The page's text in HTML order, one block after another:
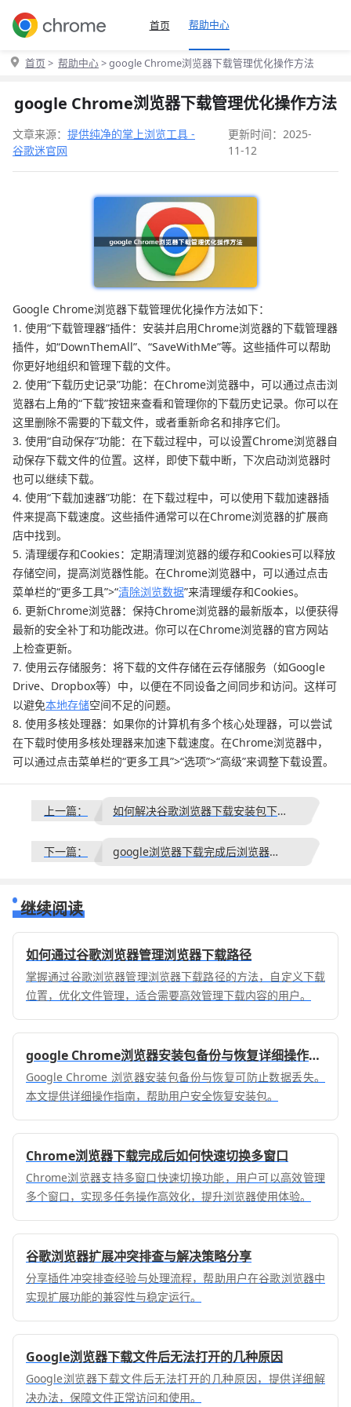
首页 帮助中心
首页 > 帮助中心> google Chrome浏览器下载管理优化操作方法
google Chrome浏览器下载管理优化操作方法
文章来源： 提供纯净的掌上浏览工具 -
谷歌迷官网
更新时间：2025-
11-12
Google Chrome浏览器下载管理优化操作方法如下：
1. 使用“下载管理器”插件：安装并启用Chrome浏览器的下载管理器
插件，如“DownThemAll”、“SaveWithMe”等。这些插件可以帮助
你更好地组织和管理下载的文件。
2. 使用“下载历史记录”功能：在Chrome浏览器中，可以通过点击浏
览器右上角的“下载”按钮来查看和管理你的下载历史记录。你可以在
这里删除不需要的下载文件，或者重新命名和排序它们。
3. 使用“自动保存”功能：在下载过程中，可以设置Chrome浏览器自
动保存下载文件的位置。这样，即使下载中断，下次启动浏览器时
也可以继续下载。
4. 使用“下载加速器”功能：在下载过程中，可以使用下载加速器插
件来提高下载速度。这些插件通常可以在Chrome浏览器的扩展商
店中找到。
5. 清理缓存和Cookies：定期清理浏览器的缓存和Cookies可以释放
存储空间，提高浏览器性能。在Chrome浏览器中，可以通过点击
菜单栏的“更多工具”>“清除浏览数据”来清理缓存和Cookies。
6. 更新Chrome浏览器：保持Chrome浏览器的最新版本，以便获得
最新的安全补丁和功能改进。你可以在Chrome浏览器的官方网站
上检查更新。
7. 使用云存储服务：将下载的文件存储在云存储服务（如Google
Drive、Dropbox等）中，以便在不同设备之间同步和访问。这样可
以避免本地存储空间不足的问题。
8. 使用多核处理器：如果你的计算机有多个核心处理器，可以尝试
在下载时使用多核处理器来加速下载速度。在Chrome浏览器中，
可以通过点击菜单栏的“更多工具”>“选项”>“高级”来调整下载设置。
上一篇： 如何解决谷歌浏览器下载安装包下载速度慢问题
下一篇： google浏览器下载完成后浏览器性能监控深度优化教程
继续阅读
如何通过谷歌浏览器管理浏览器下载路径
掌握通过谷歌浏览器管理浏览器下载路径的方法，自定义下载
位置，优化文件管理，适合需要高效管理下载内容的用户。
google Chrome浏览器安装包备份与恢复详细操作指南
Google Chrome 浏览器安装包备份与恢复可防止数据丢失。
本文提供详细操作指南，帮助用户安全恢复安装包。
Chrome浏览器下载完成后如何快速切换多窗口
Chrome浏览器支持多窗口快速切换功能，用户可以高效管理
多个窗口，实现多任务操作高效化，提升浏览器使用体验。
谷歌浏览器扩展冲突排查与解决策略分享
分享插件冲突排查经验与处理流程，帮助用户在谷歌浏览器中
实现扩展功能的兼容性与稳定运行。
Google浏览器下载文件后无法打开的几种原因
Google浏览器下载文件后无法打开的几种原因，提供详细解
决办法，保障文件正常访问和使用。